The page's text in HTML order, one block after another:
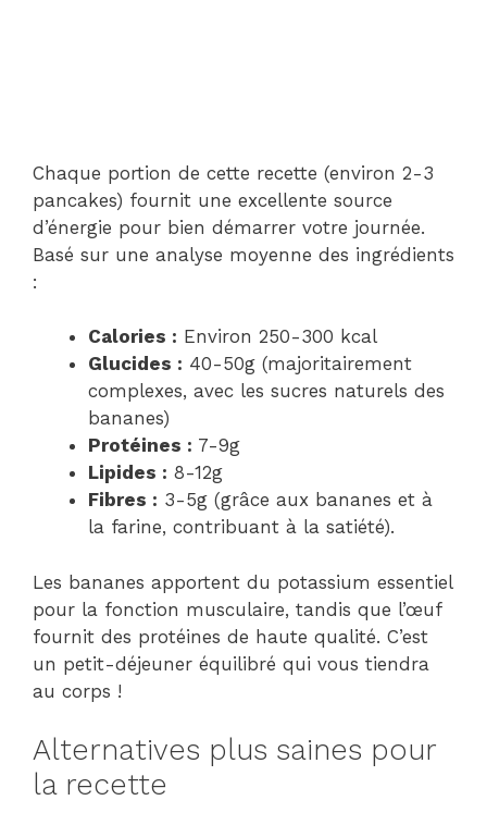
Chaque portion de cette recette (environ 2-3
pancakes) fournit une excellente source
d’énergie pour bien démarrer votre journée.
Basé sur une analyse moyenne des ingrédients
:
Calories : Environ 250-300 kcal
Glucides : 40-50g (majoritairement
complexes, avec les sucres naturels des
bananes)
Protéines : 7-9g
Lipides : 8-12g
Fibres : 3-5g (grâce aux bananes et à
la farine, contribuant à la satiété).
Les bananes apportent du potassium essentiel
pour la fonction musculaire, tandis que l’œuf
fournit des protéines de haute qualité. C’est
un petit-déjeuner équilibré qui vous tiendra
au corps !
Alternatives plus saines pour
la recette